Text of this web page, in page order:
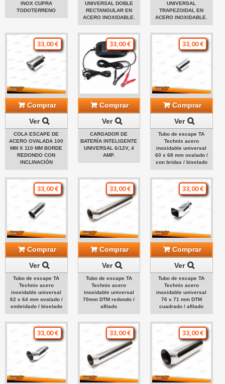
INOX CUPRA
TODOTERRENO
UNIVERSAL DOBLE
RECTANGULAR EN
ACERO INOXIDABLE.
UNIVERSAL
TRAPEZOIDAL EN
ACERO INOXIDABLE.
33,00 €
Comprar
Ver
COLA ESCAPE DE
ACERO OVALADA 100
MM X 110 MM BORDE
REDONDO CON
INCLINACIÓN
33,00 €
Comprar
Ver
CARGADOR DE
BATERÍA INTELIGENTE
UNIVERSAL 6/12V, 4
AMP.
33,00 €
Comprar
Ver
Tubo de escape TA
Technix acero
inoxidable universal
60 x 68 mm ovalado /
con bridas / biselado
33,00 €
Comprar
Ver
Tubo de escape TA
Technix acero
inoxidable universal
62 x 64 mm ovalado /
embridado / biselado
33,00 €
Comprar
Ver
Tubo de escape TA
Technix acero
inoxidable universal
70mm DTM redondo /
afilado
33,00 €
Comprar
Ver
Tubo de escape TA
Technix acero
inoxidable universal
76 x 71 mm DTM
cuadrado / afilado
33,00 € 33,00 € 33,00 €